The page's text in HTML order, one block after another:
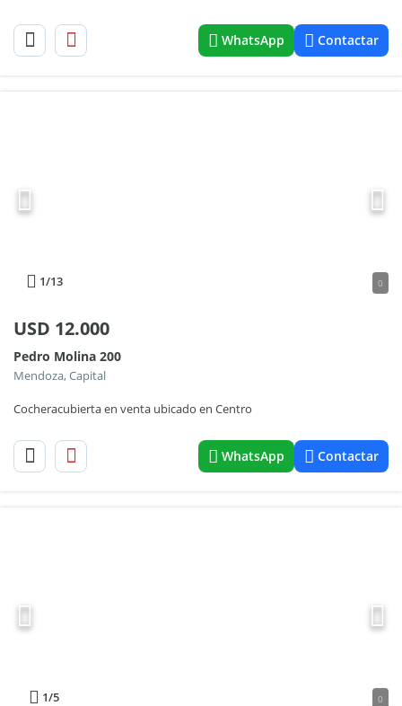
WhatsApp Contactar
1/13 0
USD 12.000
Pedro Molina 200
Mendoza, Capital
Cocheracubierta en venta ubicado en Centro
WhatsApp Contactar
1/5 0